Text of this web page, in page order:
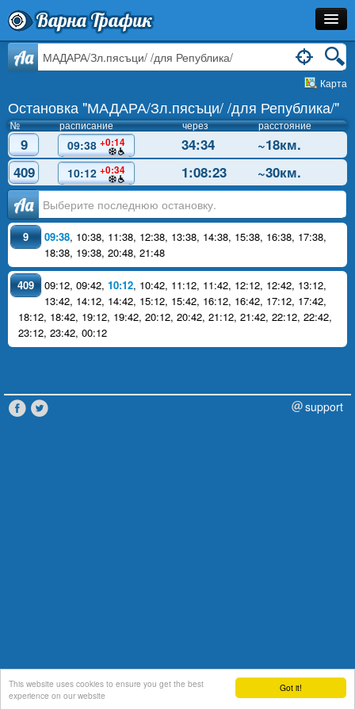
Got it!
This website uses cookies to ensure you get the best
experience on our website
Варна Трафик
Остановка
Расписание
Как Добраться?
Инфо
Aa
Карта
Остановка "МАДАРА/Зл.пясъци/ /для Република/"
№ расписание через расстояние
9 09:38 +0:14 34:34
~18км.
409
10:12 +0:34 1:08:23 ~30км.
Аа
9 09:38, 10:38, 11:38, 12:38, 13:38, 14:38, 15:38, 16:38, 17:38,
18:38, 19:38, 20:48, 21:48
409 09:12, 09:42, 10:12, 10:42, 11:12, 11:42, 12:12, 12:42, 13:12,
13:42, 14:12, 14:42, 15:12, 15:42, 16:12, 16:42, 17:12, 17:42,
18:12, 18:42, 19:12, 19:42, 20:12, 20:42, 21:12, 21:42, 22:12, 22:42,
23:12, 23:42, 00:12
support